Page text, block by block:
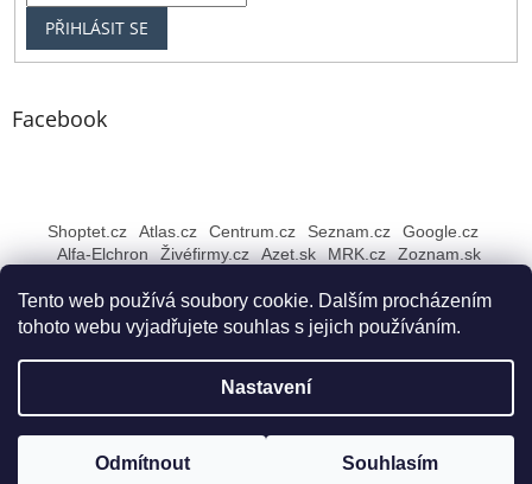
Tento web používá soubory cookie. Dalším procházením
tohoto webu vyjadřujete souhlas s jejich používáním.
Nastavení
Odmítnout Souhlasím
PŘIHLÁSIT SE
Facebook
Shoptet.cz Atlas.cz Centrum.cz Seznam.cz
Google.cz
Alfa-Elchron
Živéfirmy.cz Azet.sk MRK.cz Zoznam.sk
Rybářské NEJ Bruntál
vyhrazena.
Upravit nastavení cookies